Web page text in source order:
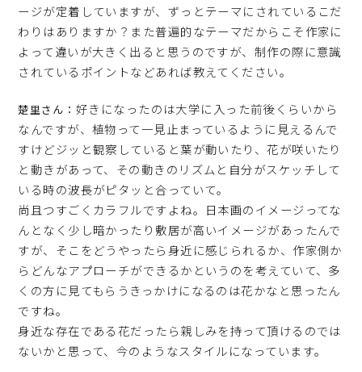
ージが定着していますが、ずっとテーマにされているこだ
わりはありますか？また普遍的なテーマだからこそ作家に
よって違いが大きく出ると思うのですが、制作の際に意識
されているポイントなどあれば教えてください。
楚里さん： 好きになったのは大学に入った前後くらいから
なんですが、植物って一見止まっているように見えるんで
すけどジッと観察していると葉が動いたり、花が咲いたり
と動きがあって、その動きのリズムと自分がスケッチして
いる時の波長がピタッと合っていて。
尚且つすごくカラフルですよね。日本画のイメージってな
んとなく少し暗かったり敷居が高いイメージがあったんで
すが、そこをどうやったら身近に感じられるか、作家側か
らどんなアプローチができるかというのを考えていて、多
くの方に見てもらうきっかけになるのは花かなと思ったん
ですね。
身近な存在である花だったら親しみを持って頂けるのでは
ないかと思って、今のようなスタイルになっています。